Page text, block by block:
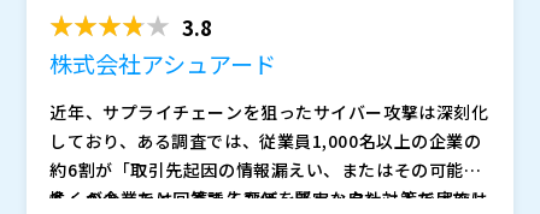
3.8
株式会社アシュアード
近年、サプライチェーンを狙ったサイバー攻撃は深刻化
しており、ある調査では、従業員1,000名以上の企業の
約6割が「取引先起因の情報漏えい、またはその可能
性」があったと回答するなど、堅牢な自社対策だけでは
多くの企業では、委託先評価をチェックシートで実施し